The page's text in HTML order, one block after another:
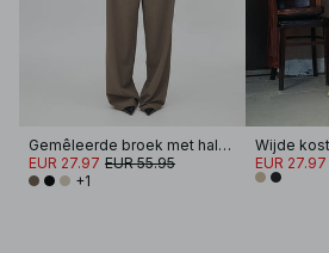
Gemêleerde broek met halfhoge taille
EUR 27.97 EUR 55.95
+1
EUR 27.97